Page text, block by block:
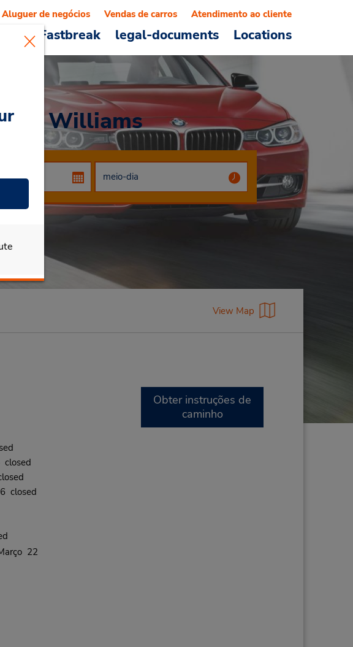
Fastbreak legal-documents Locations
Aluguer de negócios Vendas de carros Atendimento ao cliente
Williams
View Map
closed
22
Obter instruções de
caminho